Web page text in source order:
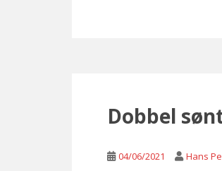
Dobbel
04/06/2021 Hans